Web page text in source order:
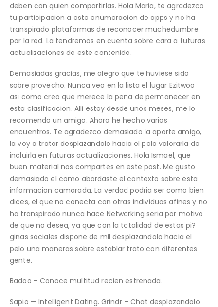
deben con quien compartirlas. Hola Maria, te agradezco
tu participacion a este enumeracion de apps y no ha
transpirado plataformas de reconocer muchedumbre
por la red. La tendremos en cuenta sobre cara a futuras
actualizaciones de este contenido.
Demasiadas gracias, me alegro que te huviese sido
sobre provecho. Nunca veo en la lista el lugar Ezitwoo
asi­ como creo que merece la pena de permanecer en
esta clasificacion. Alli estoy desde unos meses, me lo
recomendo un amigo. Ahora he hecho varias
encuentros. Te agradezco demasiado la aporte amigo,
la voy a tratar desplazandolo hacia el pelo valorarla de
incluirla en futuras actualizaciones. Hola Ismael, que
buen material nos compartes en este post. Me gusto
demasiado el como abordaste el contexto sobre esta
informacion camarada. La verdad podri­a ser como bien
dices, el que no conecta con otras individuos afines y no
ha transpirado nunca hace Networking seri­a por motivo
de que no desea, ya que con la totalidad de estas pi?
ginas sociales dispone de mil desplazandolo hacia el
pelo una maneras sobre establar trato con diferentes
gente.
Badoo – Conoce multitud recien estrenada.
Sapio — Intelligent Dating. Grindr – Chat desplazandolo